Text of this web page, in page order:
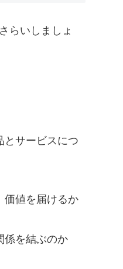
らいしましょ
サービスにつ
価値を届けるか
係を結ぶのか